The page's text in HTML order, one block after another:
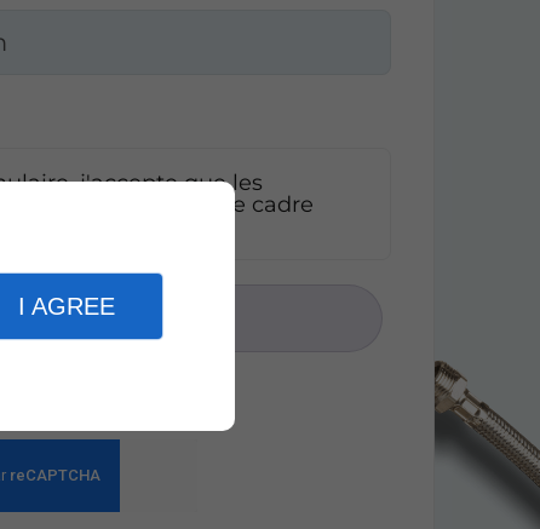
I AGREE
j'accepte que les
exploitées dans le cadre
Envoyer